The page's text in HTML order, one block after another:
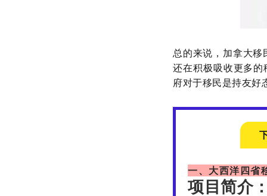
总的来说，加拿大
还在积极吸收更多
府对于移民是持友好
一、大西洋四省
项目简介